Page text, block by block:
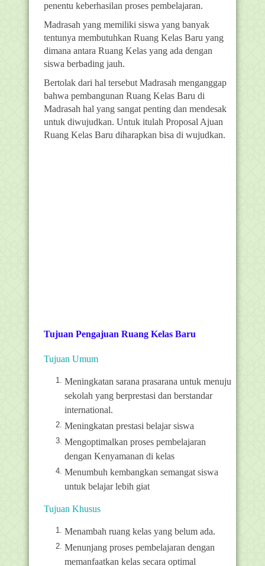
penentu keberhasilan proses pembelajaran.
Madrasah yang memiliki siswa yang banyak
tentunya membutuhkan Ruang Kelas Baru yang
dimana antara Ruang Kelas yang ada dengan
siswa berbading jauh.
Bertolak dari hal tersebut Madrasah menganggap
bahwa pembangunan Ruang Kelas Baru di
Madrasah hal yang sangat penting dan mendesak
untuk diwujudkan. Untuk itulah Proposal Ajuan
Ruang Kelas Baru diharapkan bisa di wujudkan.
Tujuan Pengajuan Ruang Kelas Baru
Tujuan Umum
Meningkatan sarana prasarana untuk menuju
sekolah yang berprestasi dan berstandar
international.
Meningkatan prestasi belajar siswa
Mengoptimalkan proses pembelajaran
dengan Kenyamanan di kelas
Menumbuh kembangkan semangat siswa
untuk belajar lebih giat
Tujuan Khusus
Menambah ruang kelas yang belum ada.
Menunjang proses pembelajaran dengan
memanfaatkan kelas secara optimal